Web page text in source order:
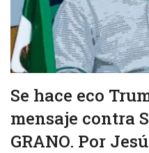
Se hace eco
mensaje contra
GRANO. Por